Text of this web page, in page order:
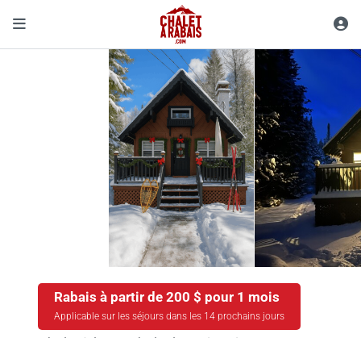
Rabais à partir de 200 $ pour 1 mois
Applicable sur les séjours dans les 14 prochains jours